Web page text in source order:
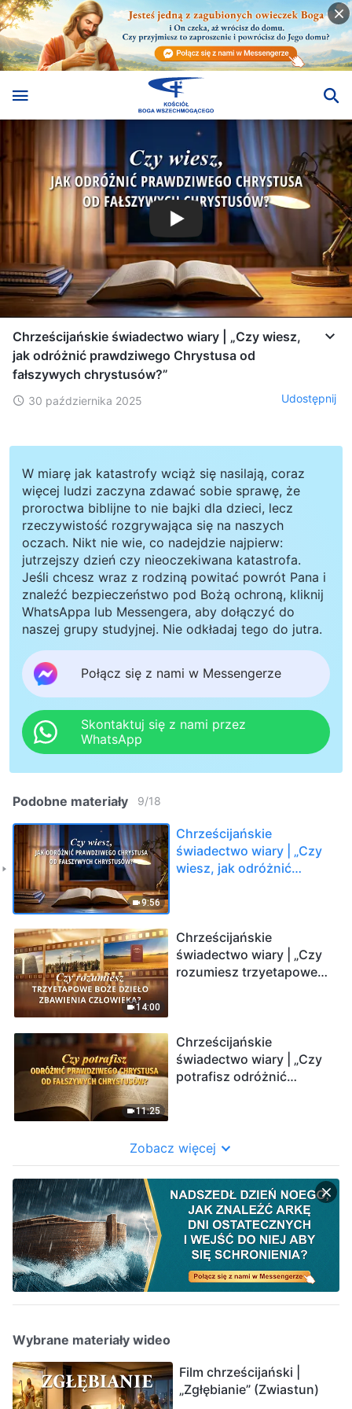
Chrześcijańskie świadectwo wiary | „Czy wiesz,
jak odróżnić prawdziwego Chrystusa od
fałszywych chrystusów?”
30 października 2025 Udostępnij
W miarę jak katastrofy wciąż się nasilają, coraz
więcej ludzi zaczyna zdawać sobie sprawę, że
proroctwa biblijne to nie bajki dla dzieci, lecz
rzeczywistość rozgrywająca się na naszych
oczach. Nikt nie wie, co nadejdzie najpierw:
jutrzejszy dzień czy nieoczekiwana katastrofa.
Jeśli chcesz wraz z rodziną powitać powrót Pana i
znaleźć bezpieczeństwo pod Bożą ochroną, kliknij
WhatsAppa lub Messengera, aby dołączyć do
naszej grupy studyjnej. Nie odkładaj tego do jutra.
Połącz się z nami w Messengerze
Skontaktuj się z nami przez
WhatsApp
Podobne materiały 9/18
9:56
Chrześcijańskie
świadectwo wiary | „Czy
wiesz, jak odróżnić
14:00
Chrześcijańskie
świadectwo wiary | „Czy
rozumiesz trzyetapowe
11:25
Chrześcijańskie
świadectwo wiary | „Czy
potrafisz odróżnić
Zobacz więcej
Wybrane materiały wideo
Film chrześcijański |
„Zgłębianie” (Zwiastun)